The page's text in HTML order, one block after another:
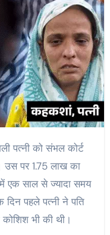
पत्नी को संभल कोर्ट
उस पर 1.75 लाख का
में एक साल से ज्यादा समय
पहले पत्नी ने पति
भी की थी।